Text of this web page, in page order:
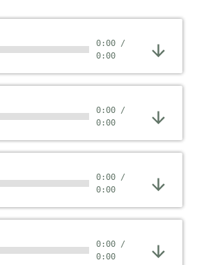
0:00 /
0:00
0:00 /
0:00
0:00 /
0:00
0:00 /
0:00